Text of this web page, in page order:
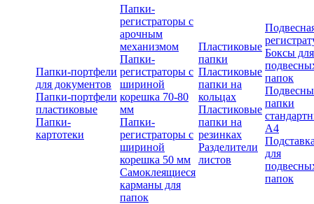
Папки-портфели
для документов
Папки-портфели
пластиковые
Папки-
картотеки
Папки-
регистраторы с
арочным
механизмом
Папки-
регистраторы с
шириной
корешка 70-80
мм
Папки-
регистраторы с
шириной
корешка 50 мм
Самоклеящиеся
карманы для
папок
Пластиковые
папки
Пластиковые
папки на
кольцах
Пластиковые
папки на
резинках
Разделители
листов
Боксы для
папок
папки
А4
для
папок